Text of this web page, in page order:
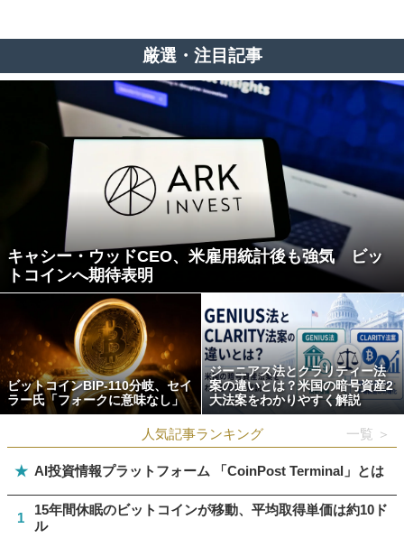
厳選・注目記事
キャシー・ウッドCEO、米雇用統計後も強気 ビッ
トコインへ期待表明
ビットコインBIP-110分岐、セイ
ラー氏「フォークに意味なし」
ジーニアス法とクラリティー法
案の違いとは？米国の暗号資産2
大法案をわかりやすく解説
人気記事ランキング 一覧 ＞
★ AI投資情報プラットフォーム 「CoinPost Terminal」とは
1
15年間休眠のビットコインが移動、平均取得単価は約10ド
ル